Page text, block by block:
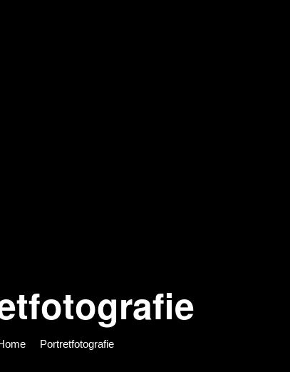
Portretfotografie